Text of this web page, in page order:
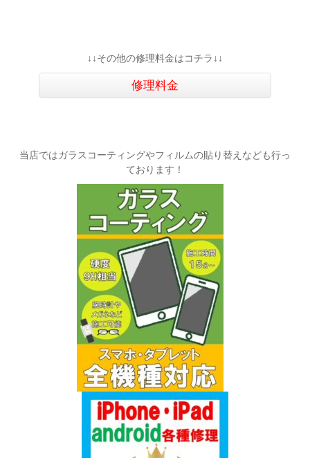
↓↓その他の修理料金はコチラ↓↓
修理料金
当店ではガラスコーティングやフィルムの貼り替えなども行っ
ております！